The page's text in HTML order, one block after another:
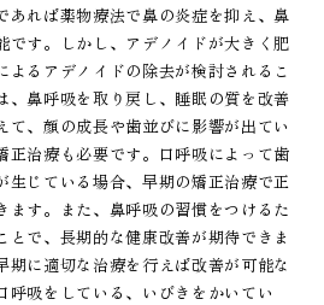
あれば薬物療法で鼻の炎症を抑え、鼻
です。しかし、アデノイドが大きく肥
よるアデノイドの除去が検討されるこ
、鼻呼吸を取り戻し、睡眠の質を改善
て、顔の成長や歯並びに影響が出てい
正治療も必要です。口呼吸によって歯
生じている場合、早期の矯正治療で正
ます。また、鼻呼吸の習慣をつけるた
とで、長期的な健康改善が期待できま
期に適切な治療を行えば改善が可能な
呼吸をしている、いびきをかいてい